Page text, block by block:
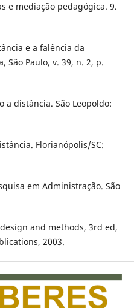
e mediação pedagógica. 9.
e a falência da
São Paulo, v. 39, n. 2, p.
a distância. São Leopoldo:
Florianópolis/SC:
em Administração. São
and methods, 3rd ed,
2003.